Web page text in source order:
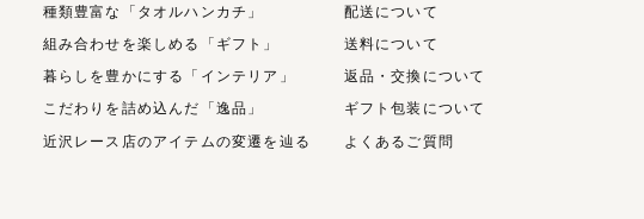
種類豊富な「タオルハンカチ」
組み合わせを楽しめる「ギフト」
暮らしを豊かにする「インテリア」
こだわりを詰め込んだ「逸品」
近沢レース店のアイテムの変遷を辿る
配送について
送料について
返品・交換について
ギフト包装について
よくあるご質問